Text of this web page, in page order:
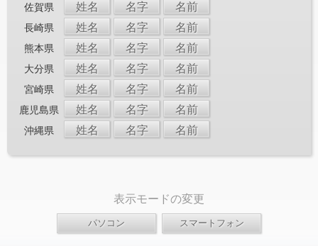
佐賀県 姓名 名字 名前
長崎県 姓名 名字 名前
熊本県 姓名 名字 名前
大分県 姓名 名字 名前
宮崎県 姓名 名字 名前
鹿児島県 姓名 名字 名前
沖縄県 姓名 名字 名前
表示モードの変更